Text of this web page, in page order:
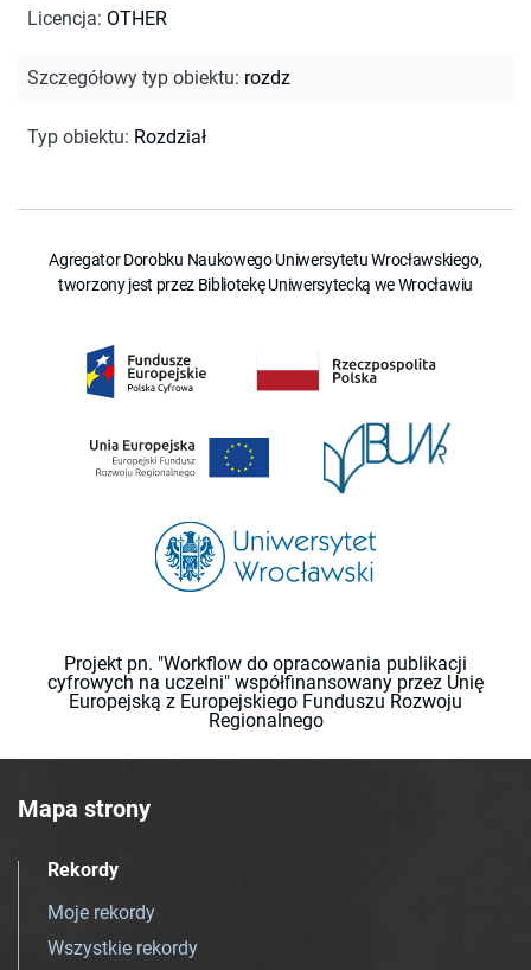
Licencja: OTHER
Szczegółowy typ obiektu: rozdz
Typ obiektu: Rozdział
Agregator Dorobku Naukowego Uniwersytetu Wrocławskiego,
tworzony jest przez Bibliotekę Uniwersytecką we Wrocławiu
Projekt pn. "Workflow do opracowania publikacji
cyfrowych na uczelni" współfinansowany przez Unię
Europejską z Europejskiego Funduszu Rozwoju
Regionalnego
Mapa strony
Rekordy
Moje rekordy
Wszystkie rekordy